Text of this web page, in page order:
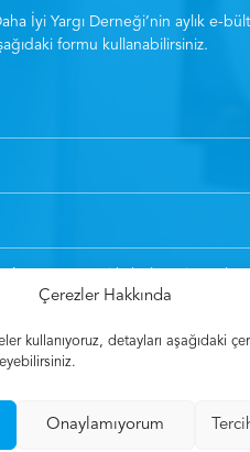
Çerezler Hakkında
kullanıyoruz, detayları aşağıdaki
Onaylamıyorum
İyi Yargı Derneği’nin aylık e-
formu kullanabilirsiniz.